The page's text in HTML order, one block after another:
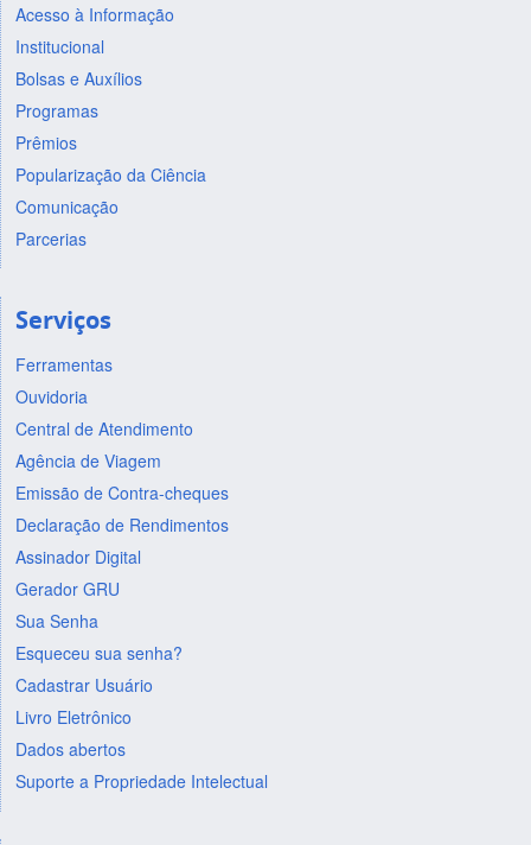
Acesso à Informação
Institucional
Bolsas e Auxílios
Programas
Prêmios
Popularização da Ciência
Comunicação
Parcerias
Serviços
Ferramentas
Ouvidoria
Central de Atendimento
Agência de Viagem
Emissão de Contra-cheques
Declaração de Rendimentos
Assinador Digital
Gerador GRU
Sua Senha
Esqueceu sua senha?
Cadastrar Usuário
Livro Eletrônico
Dados abertos
Suporte a Propriedade Intelectual